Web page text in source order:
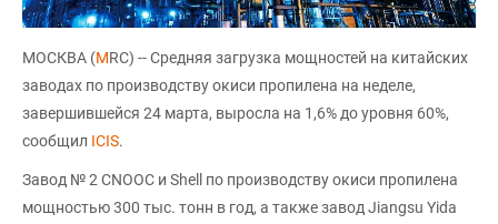
МОСКВА (MRC) -- Средняя загрузка мощностей на китайских
заводах по производству окиси пропилена на неделе,
завершившейся 24 марта, выросла на 1,6% до уровня 60%,
сообщил ICIS.
Завод № 2 CNOOC и Shell по производству окиси пропилена
мощностью 300 тыс. тонн в год, а также завод Jiangsu Yida